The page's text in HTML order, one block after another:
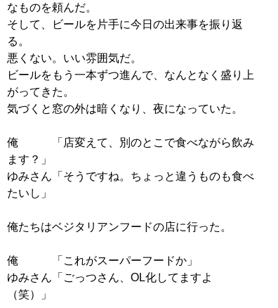
なものを頼んだ。
そして、ビールを片手に今日の出来事を振り返
る。
悪くない。いい雰囲気だ。
ビールをもう一本ずつ進んで、なんとなく盛り上
がってきた。
気づくと窓の外は暗くなり、夜になっていた。
俺 「店変えて、別のとこで食べながら飲み
ます？」
ゆみさん「そうですね。ちょっと違うものも食べ
たいし」
俺たちはベジタリアンフードの店に行った。
俺 「これがスーパーフードか」
ゆみさん「ごっつさん、OL化してますよ
（笑）」